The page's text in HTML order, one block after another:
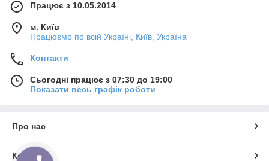
Працює з 10.05.2014
м. Київ
Працюємо по всій Україні, Київ, Україна
Контакти
Сьогодні працює з 07:30 до 19:00
Показати весь графік роботи
Про нас
Контакти